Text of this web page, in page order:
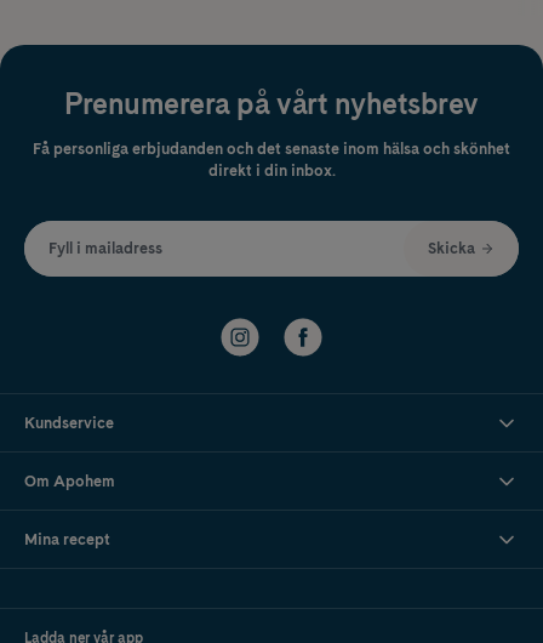
Prenumerera på vårt nyhetsbrev
Få personliga erbjudanden och det senaste inom hälsa och skönhet
direkt i din inbox.
Fyll i mailadress Skicka
Kundservice
Om Apohem
Mina recept
Ladda ner vår app